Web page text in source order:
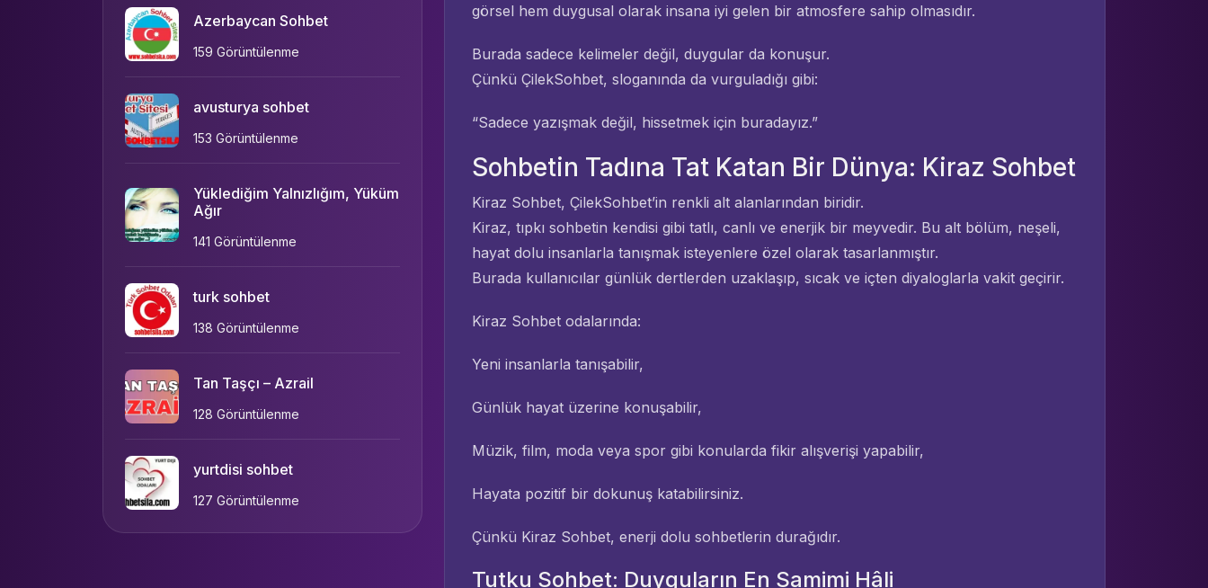
görsel hem duygusal olarak insana iyi gelen bir atmosfere sahip olmasıdır.
Burada sadece kelimeler değil, duygular da konuşur.
Çünkü ÇilekSohbet, sloganında da vurguladığı gibi:
“Sadece yazışmak değil, hissetmek için buradayız.”
Sohbetin Tadına Tat Katan Bir Dünya: Kiraz Sohbet
Kiraz Sohbet, ÇilekSohbet’in renkli alt alanlarından biridir.
Kiraz, tıpkı sohbetin kendisi gibi tatlı, canlı ve enerjik bir meyvedir. Bu alt bölüm, neşeli,
hayat dolu insanlarla tanışmak isteyenlere özel olarak tasarlanmıştır.
Burada kullanıcılar günlük dertlerden uzaklaşıp, sıcak ve içten diyaloglarla vakit geçirir.
Kiraz Sohbet odalarında:
Yeni insanlarla tanışabilir,
Günlük hayat üzerine konuşabilir,
Müzik, film, moda veya spor gibi konularda fikir alışverişi yapabilir,
Hayata pozitif bir dokunuş katabilirsiniz.
Çünkü Kiraz Sohbet, enerji dolu sohbetlerin durağıdır.
Tutku Sohbet: Duyguların En Samimi Hâli
Azerbaycan Sohbet
159 Görüntülenme
avusturya sohbet
153 Görüntülenme
Yüklediğim Yalnızlığım, Yüküm
Ağır
141 Görüntülenme
turk sohbet
138 Görüntülenme
Tan Taşçı – Azrail
128 Görüntülenme
yurtdisi sohbet
127 Görüntülenme